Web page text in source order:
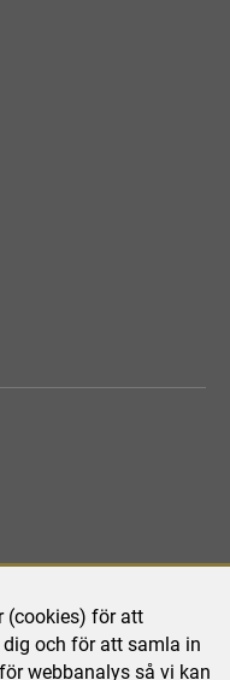
(cookies) för att
och för att samla in
webbanalys så vi kan